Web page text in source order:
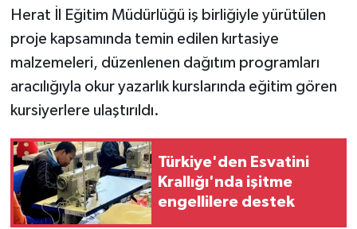
Herat İl Eğitim Müdürlüğü iş birliğiyle yürütülen
proje kapsamında temin edilen kırtasiye
malzemeleri, düzenlenen dağıtım programları
aracılığıyla okur yazarlık kurslarında eğitim gören
kursiyerlere ulaştırıldı.
Türkiye'den Esvatini
Krallığı'nda işitme
engellilere destek